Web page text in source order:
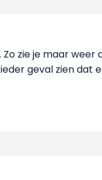
zie je maar
geval zien dat